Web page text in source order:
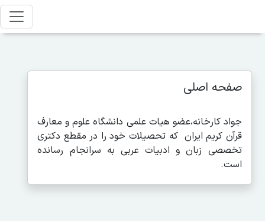
صفحه اصلی
جواد کارخانه،عضو هیات علمی دانشگاه علوم و معارف
قرآن کریم ایران که تحصیلات خود را در مقطع دکتری
تخصصی زبان و ادبیات عربی به سرانجام رسانده
است.